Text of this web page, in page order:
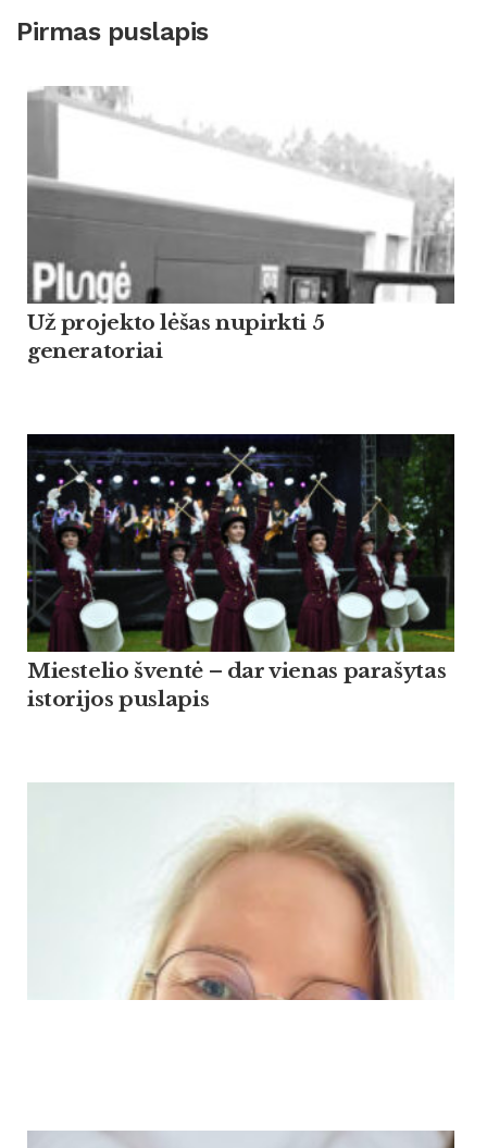
Pirmas puslapis
Už projekto lėšas nupirkti 5
generatoriai
Miestelio šventė – dar vienas parašytas
istorijos puslapis